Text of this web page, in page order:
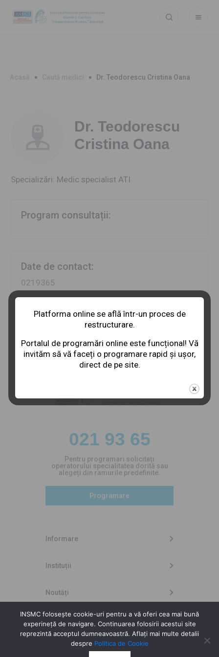
Dr. Teodorescu Cristina Oana
Dr. Teodorescu
Cristina Oana
Specializări: Medic specialist ATI
Program consultații:
Date de contact:
0219365
021 93 65
Pentru programari solicitați
operatorului specialitatea dorită sau
alegeți din ramurile predefinite.
Programare
Informare
Instituții
Noutăți
Copyright © 2026 INSMC
Design byHigh Contrast
INSMC folosește cookie-uri pentru a vă oferi cea mai bună
experineță de navigare. Continuarea folosirii acestui site
reprezintă acceptul dumneavoastră. Aflați mai multe detalii
despre Politica de Cookie
Platforma online se află într-un proces de
restructurare.
Portalul de programări online este funcțional! Vă
invităm să vă faceți o programare rapid și ușor,
direct de pe site.